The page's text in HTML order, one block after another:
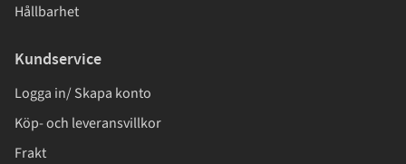
Hållbarhet
Kundservice
Logga in/ Skapa konto
Köp- och leveransvillkor
Frakt